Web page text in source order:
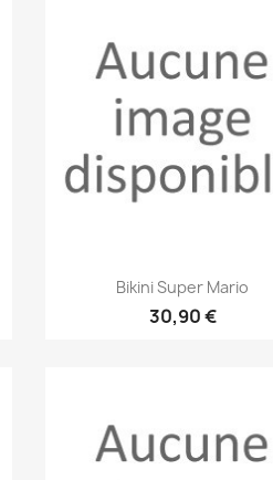
Aperçu rapide
Bikini Super Mario
30,90 €